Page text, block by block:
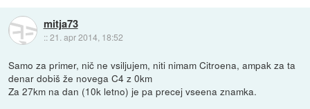
mitja73
::21. apr 2014, 18:52
Samo za primer, nič ne vsiljujem, niti nimam Citroena, ampak za ta
denar dobiš že novega C4 z 0km
Za 27km na dan (10k letno) je pa precej vseena znamka.